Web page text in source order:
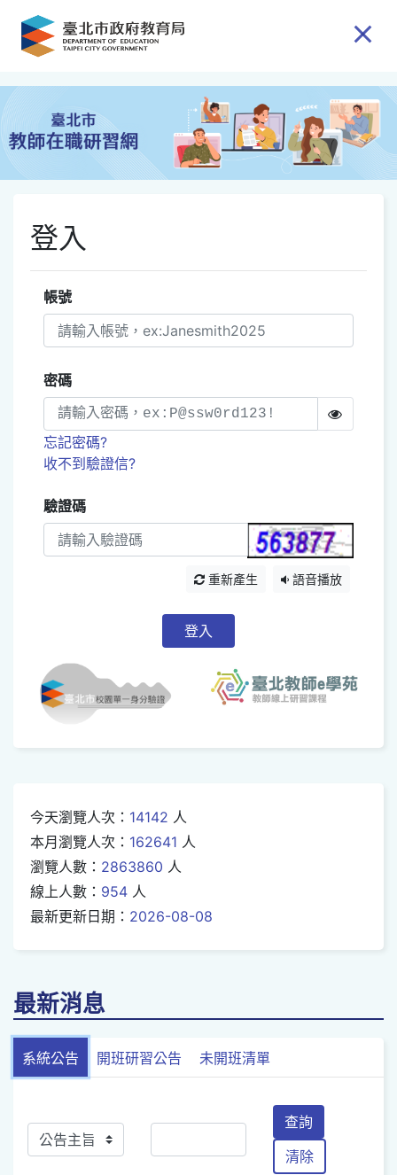
跳到主要內容
登入
帳號
密碼
忘記密碼?
收不到驗證信?
驗證碼
重新產生 語音播放
登入
今天瀏覽人次： 14142 人
本月瀏覽人次： 162641 人
瀏覽人數： 2863860 人
線上人數： 954 人
最新更新日期： 2026-08-08
最新消息
系統公告 開班研習公告 未開班清單
查詢
清除